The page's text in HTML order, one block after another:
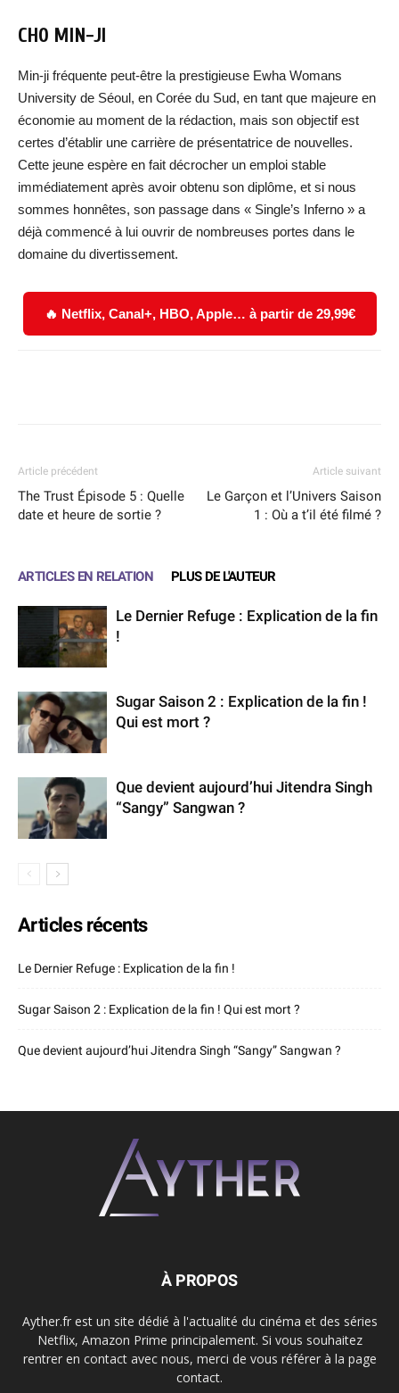
CHO MIN-JI
Min-ji fréquente peut-être la prestigieuse Ewha Womans
University de Séoul, en Corée du Sud, en tant que majeure en
économie au moment de la rédaction, mais son objectif est
certes d’établir une carrière de présentatrice de nouvelles.
Cette jeune espère en fait décrocher un emploi stable
immédiatement après avoir obtenu son diplôme, et si nous
sommes honnêtes, son passage dans « Single’s Inferno » a
déjà commencé à lui ouvrir de nombreuses portes dans le
domaine du divertissement.
🔥 Netflix, Canal+, HBO, Apple… à partir de 29,99€
Article précédent
The Trust Épisode 5 : Quelle
date et heure de sortie ?
Article suivant
Le Garçon et l’Univers Saison
1 : Où a t’il été filmé ?
ARTICLES EN RELATION PLUS DE L'AUTEUR
Le Dernier Refuge : Explication de la fin
!
Sugar Saison 2 : Explication de la fin !
Qui est mort ?
Que devient aujourd’hui Jitendra Singh
“Sangy” Sangwan ?
Articles récents
Le Dernier Refuge : Explication de la fin !
Sugar Saison 2 : Explication de la fin ! Qui est mort ?
Que devient aujourd’hui Jitendra Singh “Sangy” Sangwan ?
À PROPOS
Ayther.fr est un site dédié à l'actualité du cinéma et des séries
Netflix, Amazon Prime principalement. Si vous souhaitez
rentrer en contact avec nous, merci de vous référer à la page
contact.